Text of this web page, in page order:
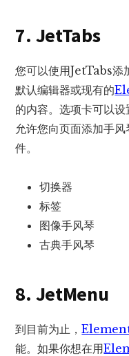
7. JetTabs
您可以使用JetTabs添
默认编辑器或现有的
的内容。选项卡可以
允许您向页面添加手
件。
切换器
标签
图像手风琴
古典手风琴
8. JetMenu
到目前为止，
能。如果你想在用